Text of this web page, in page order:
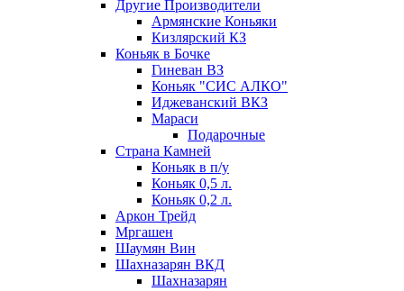
Другие Производители
Армянские Коньяки
Кизлярский КЗ
Коньяк в Бочке
Гиневан ВЗ
Коньяк "СИС АЛКО"
Иджеванский ВКЗ
Мараси
Подарочные
Страна Камней
Коньяк в п/у
Коньяк 0,5 л.
Коньяк 0,2 л.
Аркон Трейд
Мргашен
Шаумян Вин
Шахназарян ВКД
Шахназарян